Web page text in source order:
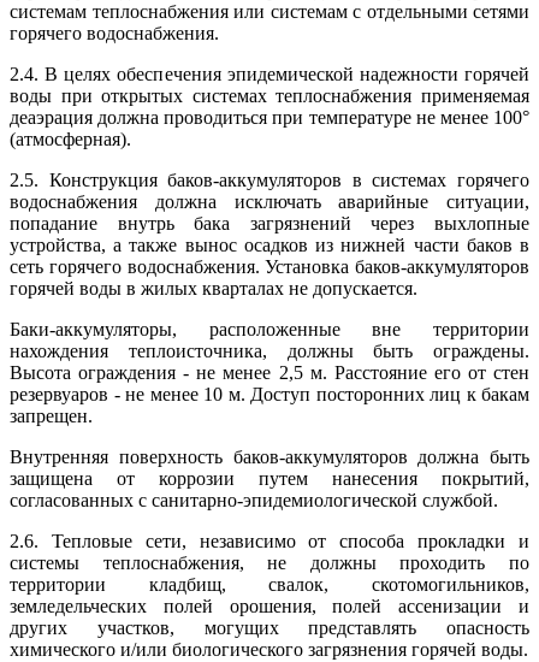
системам теплоснабжения или системам с отдельными сетями
горячего водоснабжения.
2.4. В целях обеспечения эпидемической надежности горячей
воды при открытых системах теплоснабжения применяемая
деаэрация должна проводиться при температуре не менее 100°
(атмосферная).
2.5. Конструкция баков-аккумуляторов в системах горячего
водоснабжения должна исключать аварийные ситуации,
попадание внутрь бака загрязнений через выхлопные
устройства, а также вынос осадков из нижней части баков в
сеть горячего водоснабжения. Установка баков-аккумуляторов
горячей воды в жилых кварталах не допускается.
Баки-аккумуляторы, расположенные вне территории
нахождения теплоисточника, должны быть ограждены.
Высота ограждения - не менее 2,5 м. Расстояние его от стен
резервуаров - не менее 10 м. Доступ посторонних лиц к бакам
запрещен.
Внутренняя поверхность баков-аккумуляторов должна быть
защищена от коррозии путем нанесения покрытий,
согласованных с санитарно-эпидемиологической службой.
2.6. Тепловые сети, независимо от способа прокладки и
системы теплоснабжения, не должны проходить по
территории кладбищ, свалок, скотомогильников,
земледельческих полей орошения, полей ассенизации и
других участков, могущих представлять опасность
химического и/или биологического загрязнения горячей воды.